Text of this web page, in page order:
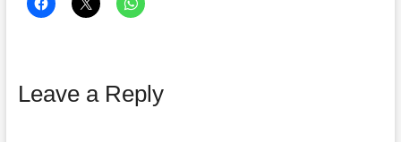
Leave a Reply